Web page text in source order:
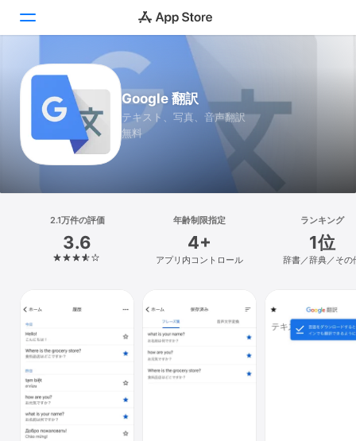
Today
ゲーム
アプリ
検索
プラットフォーム
iPhone
Mac
Vision
TV
Google 翻訳
テキスト、写真、音声翻訳
無料
2.1万件の評価
3.6
年齢制限指定
4+
アプリ内コントロール
ランキング
1位
辞書／辞典／その